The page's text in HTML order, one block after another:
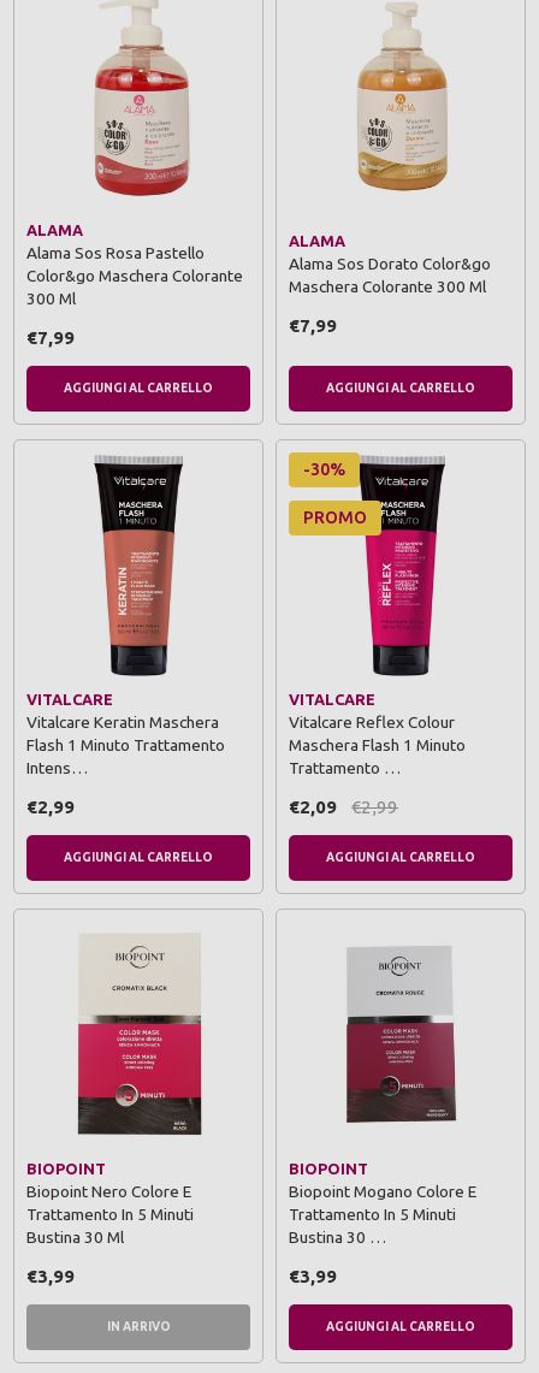
ALAMA
Alama Sos Rosa Pastello
Color&go Maschera Colorante
300 Ml
€7,99
AGGIUNGI AL CARRELLO
ALAMA
Alama Sos Dorato Color&go
Maschera Colorante 300 Ml
€7,99
AGGIUNGI AL CARRELLO
VITALCARE
Vitalcare Keratin Maschera
Flash 1 Minuto Trattamento
Intens…
€2,99
AGGIUNGI AL CARRELLO
-30%
PROMO
VITALCARE
Vitalcare Reflex Colour
Maschera Flash 1 Minuto
Trattamento …
€2,09 €2,99
AGGIUNGI AL CARRELLO
BIOPOINT
Biopoint Nero Colore E
Trattamento In 5 Minuti
Bustina 30 Ml
€3,99
IN ARRIVO
BIOPOINT
Biopoint Mogano Colore E
Trattamento In 5 Minuti
Bustina 30 …
€3,99
AGGIUNGI AL CARRELLO